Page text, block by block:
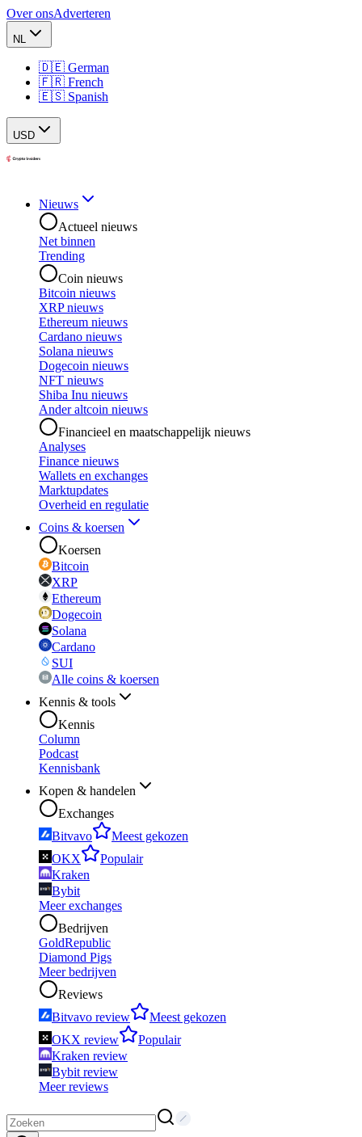
Over onsAdverteren
NL
🇩🇪 German
🇫🇷 French
🇪🇸 Spanish
USD
Nieuws
Actueel nieuws
Net binnen
Trending
Coin nieuws
Bitcoin nieuws
XRP nieuws
Ethereum nieuws
Cardano nieuws
Solana nieuws
Dogecoin nieuws
NFT nieuws
Shiba Inu nieuws
Ander altcoin nieuws
Financieel en maatschappelijk nieuws
Analyses
Finance nieuws
Wallets en exchanges
Marktupdates
Overheid en regulatie
Coins & koersen
Koersen
Bitcoin
XRP
Ethereum
Dogecoin
Solana
Cardano
SUI
Alle coins & koersen
Kennis & tools
Kennis
Column
Podcast
Kennisbank
Kopen & handelen
Exchanges
Bitvavo
Meest gekozen
OKX
Populair
Kraken
Bybit
Meer exchanges
Bedrijven
GoldRepublic
Diamond Pigs
Meer bedrijven
Reviews
Bitvavo review
Meest gekozen
OKX review
Populair
Kraken review
Bybit review
Meer reviews